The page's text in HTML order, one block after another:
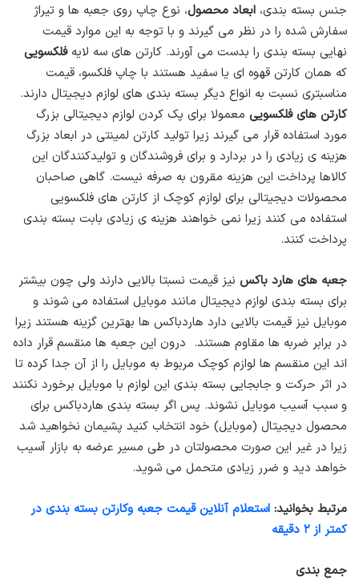
جنس بسته بندی، ابعاد محصول، نوع چاپ روی جعبه ها و تیراژ
سفارش شده را در نظر می گیرند و با توجه به این موارد قیمت
نهایی بسته بندی را بدست می آورند. کارتن های سه لایه فلکسویی
که همان کارتن قهوه ای یا سفید هستند با چاپ فلکسو، قیمت
مناسبتری نسبت به انواع دیگر بسته بندی های لوازم دیجیتال دارند.
کارتن های فلکسویی معمولا برای پک کردن لوازم دیجیتالی بزرگ
مورد استفاده قرار می گیرند زیرا تولید کارتن لمینتی در ابعاد بزرگ
هزینه ی زیادی را در بردارد و برای فروشندگان و تولیدکنندگان این
کالاها پرداخت این هزینه مقرون به صرفه نیست. گاهی صاحبان
محصولات دیجیتالی برای لوازم کوچک از کارتن های فلکسویی
استفاده می کنند زیرا نمی خواهند هزینه ی زیادی بابت بسته بندی
پرداخت کنند.
جعبه های هارد باکس نیز قیمت نسبتا بالایی دارند ولی چون بیشتر
برای بسته بندی لوازم دیجیتال مانند موبایل استفاده می شوند و
موبایل نیز قیمت بالایی دارد هاردباکس ها بهترین گزینه هستند زیرا
در برابر ضربه ها مقاوم هستند. درون این جعبه ها منقسم قرار داده
اند این منقسم ها لوازم کوچک مربوط به موبایل را از آن جدا کرده تا
در اثر حرکت و جابجایی بسته بندی این لوازم با موبایل برخورد نکنند
و سبب آسیب موبایل نشوند. پس اگر بسته بندی هاردباکس برای
محصول دیجیتال (موبایل) خود انتخاب کنید پشیمان نخواهید شد
زیرا در غیر این صورت محصولتان در طی مسیر عرضه به بازار آسیب
خواهد دید و ضرر زیادی متحمل می شوید.
مرتبط بخوانید: استعلام آنلاین قیمت جعبه وکارتن بسته بندی در
کمتر از ۲ دقیقه
جمع بندی